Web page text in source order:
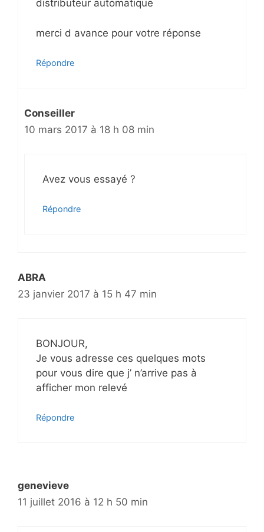
distributeur automatique
merci d avance pour votre réponse
Répondre
Conseiller
10 mars 2017 à 18 h 08 min
Avez vous essayé ?
Répondre
ABRA
23 janvier 2017 à 15 h 47 min
BONJOUR,
Je vous adresse ces quelques mots
pour vous dire que j’ n’arrive pas à
afficher mon relevé
Répondre
genevieve
11 juillet 2016 à 12 h 50 min